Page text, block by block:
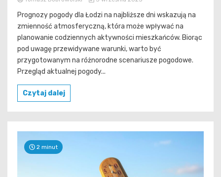
Prognozy pogody dla Łodzi na najbliższe dni wskazują na
zmienność atmosferyczną, która może wpływać na
planowanie codziennych aktywności mieszkańców. Biorąc
pod uwagę przewidywane warunki, warto być
przygotowanym na różnorodne scenariusze pogodowe.
Przegląd aktualnej pogody...
Czytaj dalej
2 minut